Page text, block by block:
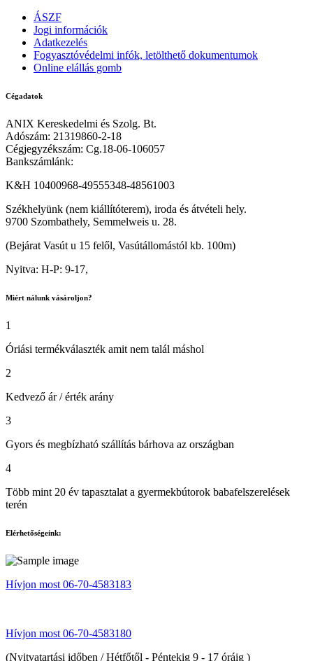
ÁSZF
Jogi információk
Adatkezelés
Fogyasztóvédelmi infók, letölthető dokumentumok
Online elállás gomb
Cégadatok
ANIX Kereskedelmi és Szolg. Bt.
Adószám: 21319860-2-18
Cégjegyzékszám: Cg.18-06-106057
Bankszámlánk:
K&H 10400968-49555348-48561003
Székhelyünk (nem kiállítóterem), iroda és átvételi hely.
9700 Szombathely, Semmelweis u. 28.
(Bejárat Vasút u 15 felől, Vasútállomástól kb. 100m)
Nyitva: H-P: 9-17,
Miért nálunk vásároljon?
1
Óriási termékválaszték amit nem talál máshol
2
Kedvező ár / érték arány
3
Gyors és megbízható szállítás bárhova az országban
4
Több mint 20 év tapasztalat a gyermekbútorok babafelszerelések
terén
Elérhetőségeink:
Hívjon most 06-70-4583183
Hívjon most 06-70-4583180
(Nyitvatartási időben / Hétfőtől - Péntekig 9 - 17 óráig )